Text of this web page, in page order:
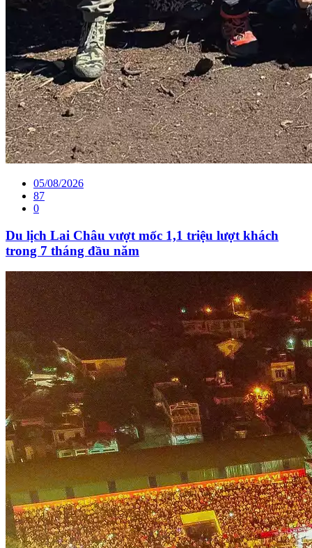
05/08/2026
87
0
Du lịch Lai Châu vượt mốc 1,1 triệu lượt khách
trong 7 tháng đầu năm